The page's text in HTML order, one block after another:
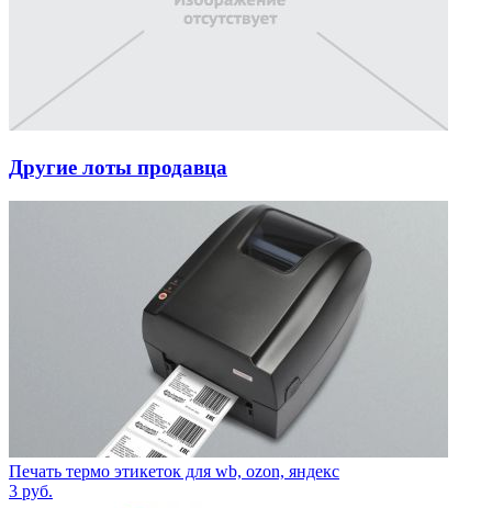
Другие лоты продавца
Печать термо этикеток для wb, ozon, яндекс
3 руб.